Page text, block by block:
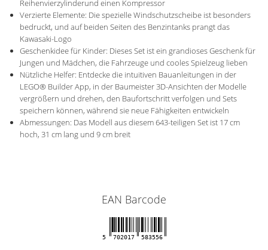
Reihenvierzylinderund einen Kompressor
Verzierte Elemente: Die spezielle Windschutzscheibe ist besonders
bedruckt, und auf beiden Seiten des Benzintanks prangt das
Kawasaki-Logo
Geschenkidee für Kinder: Dieses Set ist ein grandioses Geschenk für
Jungen und Mädchen, die Fahrzeuge und cooles Spielzeug lieben
Nützliche Helfer: Entdecke die intuitiven Bauanleitungen in der
LEGO® Builder App, in der Baumeister 3D-Ansichten der Modelle
vergrößern und drehen, den Baufortschritt verfolgen und Sets
speichern können, während sie neue Fähigkeiten entwickeln
Abmessungen: Das Modell aus diesem 643-teiligen Set ist 17 cm
hoch, 31 cm lang und 9 cm breit
EAN Barcode
5 702017 583556